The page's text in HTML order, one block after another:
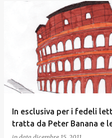
In esclusiva per i fedeli
tratta da Peter Banana e